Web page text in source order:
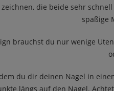
zeichnen, die beide sehr
spaßige
brauchst du nur wenige
du dir deinen Nagel in
längs auf den Nagel.